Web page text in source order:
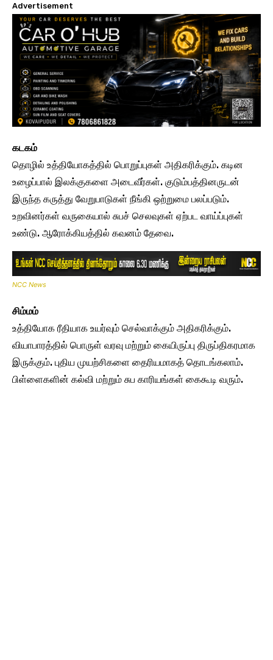
Advertisement
கடகம்
தொழில் உத்தியோகத்தில் பொறுப்புகள் அதிகரிக்கும். கடின
உழைப்பால் இலக்குகளை அடைவீர்கள். குடும்பத்தினருடன்
இருந்த கருத்து வேறுபாடுகள் நீங்கி ஒற்றுமை பலப்படும்.
உறவினர்கள் வருகையால் சுபச் செலவுகள் ஏற்பட வாய்ப்புகள்
உண்டு. ஆரோக்கியத்தில் கவனம் தேவை.
NCC News
சிம்மம்
உத்தியோக ரீதியாக உயர்வும் செல்வாக்கும் அதிகரிக்கும்.
வியாபாரத்தில் பொருள் வரவு மற்றும் கையிருப்பு திருப்திகரமாக
இருக்கும். புதிய முயற்சிகளை தைரியமாகத் தொடங்கலாம்.
பிள்ளைகளின் கல்வி மற்றும் சுப காரியங்கள் கைகூடி வரும்.